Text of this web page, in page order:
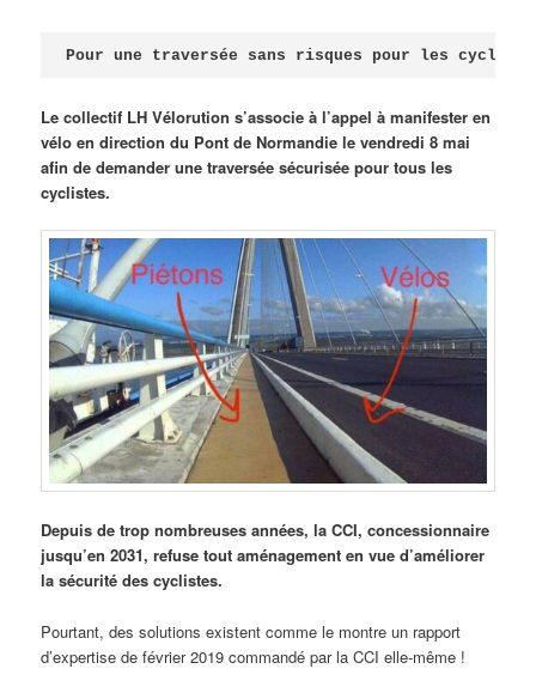
Pour une traversée sans risques pour les
Le collectif LH Vélorution s’associe à l’appel à manifester en
vélo en direction du Pont de Normandie le vendredi 8 mai
afin de demander une traversée sécurisée pour tous les
cyclistes.
Depuis de trop nombreuses années, la CCI, concessionnaire
jusqu’en 2031, refuse tout aménagement en vue d’améliorer
la sécurité des cyclistes.
Pourtant, des solutions existent comme le montre un rapport
d’expertise de février 2019 commandé par la CCI elle-même !